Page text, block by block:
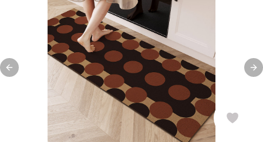
Previous slide